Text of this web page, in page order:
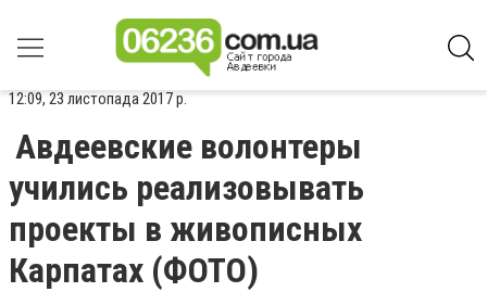
12:09, 23 листопада 2017 р.
Авдеевские волонтеры
учились реализовывать
проекты в живописных
Карпатах (ФОТО)